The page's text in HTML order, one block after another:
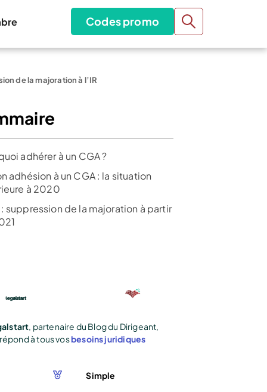
Codes promo
de la majoration à l’IR
adhérer à un CGA ?
adhésion à un CGA : la situation
à 2020
suppression de la majoration à partir
, partenaire du Blog du Dirigeant,
à tous vosbesoins juridiques
Simple